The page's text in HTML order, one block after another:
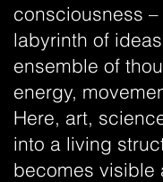
consciousness
labyrinth of
ensemble of
energy,
Here, art,
into a living
becomes visible